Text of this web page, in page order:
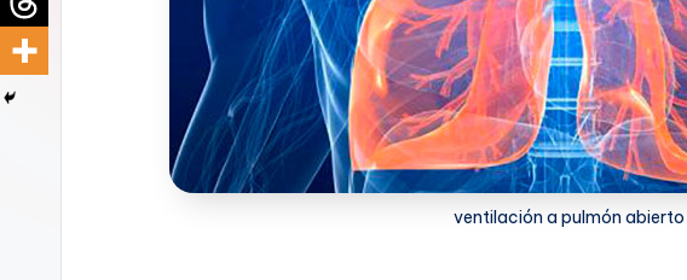
ventilación a pulmón abierto